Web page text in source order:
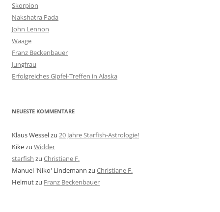
Skorpion
Nakshatra Pada
John Lennon
Waage
Franz Beckenbauer
Jungfrau
Erfolgreiches Gipfel-Treffen in Alaska
NEUESTE KOMMENTARE
Klaus Wesselzu 20 Jahre Starfish-Astrologie!
Kikezu Widder
starfish zu Christiane F.
Manuel 'Niko' Lindemann zu Christiane F.
Helmutzu Franz Beckenbauer